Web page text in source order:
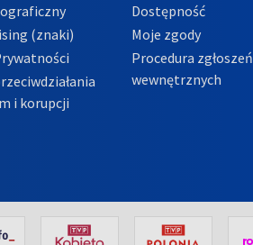
(znaki)
i korupcji
Dostępność
Moje zgody
Procedura zgłoszeń
wewnętrznych